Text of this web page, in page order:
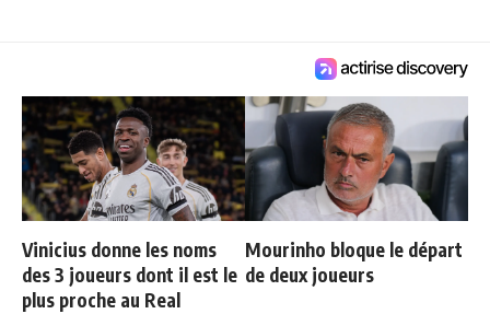
Vinicius donne les noms
des 3 joueurs dont il est le
plus proche au Real
Mourinho bloque le départ
de deux joueurs